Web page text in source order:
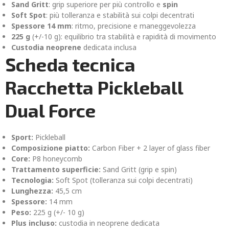
Sand Gritt: grip superiore per più controllo e spin
Soft Spot: più tolleranza e stabilità sui colpi decentrati
Spessore 14 mm: ritmo, precisione e maneggevolezza
225 g (+/-10 g): equilibrio tra stabilità e rapidità di movimento
Custodia neoprene dedicata inclusa
Scheda tecnica
Racchetta Pickleball
Dual Force
Sport: Pickleball
Composizione piatto: Carbon Fiber + 2 layer of glass fiber
Core: P8 honeycomb
Trattamento superficie: Sand Gritt (grip e spin)
Tecnologia: Soft Spot (tolleranza sui colpi decentrati)
Lunghezza: 45,5 cm
Spessore: 14 mm
Peso: 225 g (+/- 10 g)
Plus incluso: custodia in neoprene dedicata